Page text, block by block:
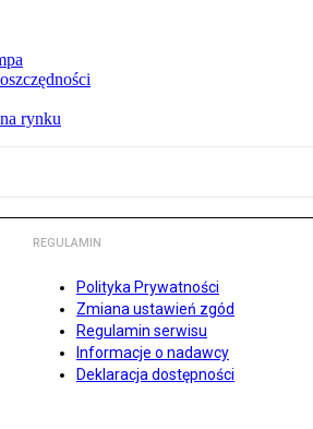
rynku
REGULAMIN
Polityka Prywatności
Zmiana ustawień zgód
Regulamin serwisu
Informacje o nadawcy
Deklaracja dostępności